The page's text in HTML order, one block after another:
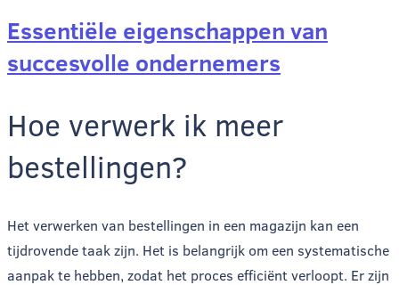
Essentiële eigenschappen van
succesvolle ondernemers
Hoe verwerk ik meer
bestellingen?
Het verwerken van bestellingen in een magazijn kan een
tijdrovende taak zijn. Het is belangrijk om een systematische
aanpak te hebben, zodat het proces efficiënt verloopt. Er zijn